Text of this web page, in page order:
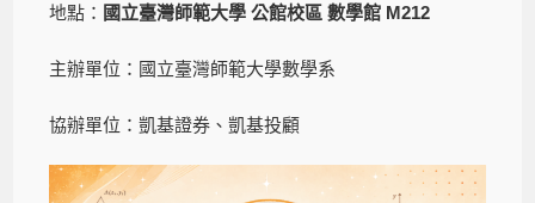
地點： 國立臺灣師範大學 公館校區 數學館 M212
主辦單位： 國立臺灣師範大學數學系
協辦單位：凱基證券、凱基投顧